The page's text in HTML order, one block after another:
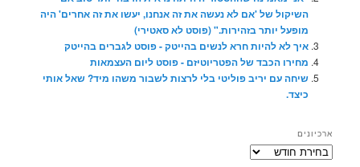
השיקול של 'אם לא נעשה את זה אנחנו, יעשו את זה אחרים' היה
מופעל יותר בזהירות." (פוסט לא סאטירי)
איך לא להיות חרא לנשים בהייטק - פוסט לגברים בהייטק
מחירו הכבד של הפטריוטיזם - פוסט ליום העצמאות
שיחה עם יריב פוליטי בלי לרצות לשבור משהו מיד? שאל אותי
כיצד.
ארכיונים
ארכיונים